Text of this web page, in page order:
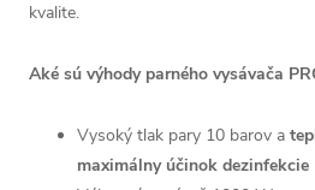
kvalite.
Aké sú výhody parného vysávača
Vysoký tlak pary 10 barov a
maximálny účinok dezinfekcie